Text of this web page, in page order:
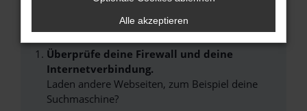
Beim Laden ist ein Fehler aufgetreten.
Hier sind ein paar Tipps, die dir helfen können:
Überprüfe deine Firewall und deine
Internetverbindung.
Laden andere Webseiten, zum Beispiel deine
Suchmaschine?
Alle akzeptieren